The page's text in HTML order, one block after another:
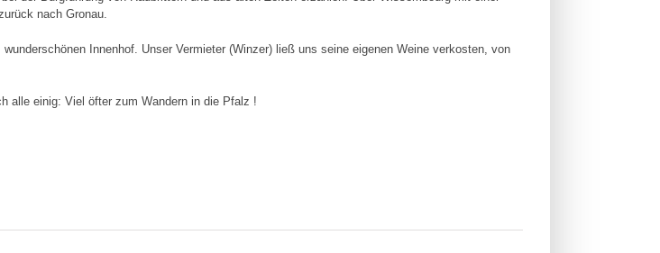
nach Gronau.
Innenhof. Unser Vermieter (Winzer) ließ uns seine eigenen Weine verkosten, von
alle einig: Viel öfter zum Wandern in die Pfalz !